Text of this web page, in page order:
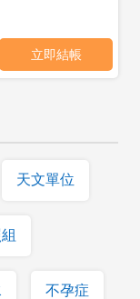
天文單位
不孕症